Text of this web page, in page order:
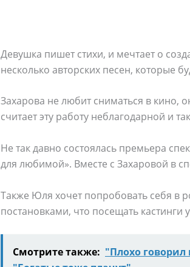
Девушка пишет стихи, и мечтает о
несколько авторских песен, которые
Захарова не любит сниматься в кино,
считает эту работу неблагодарной и
Не так давно состоялась премьера
для любимой». Вместе с Захаровой в
Также Юля хочет попробовать себя в
постановками, что посещать кастинги
Смотрите также: "Плохо говорил